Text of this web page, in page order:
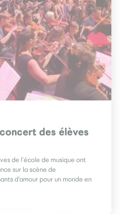
des élèves
de l’école de musique ont
sur la scène de
d’amour pour un monde en